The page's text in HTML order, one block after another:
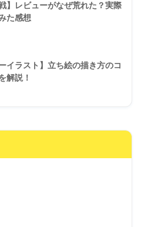
】レビューがなぜ荒れた？実際
た感想
イラスト】立ち絵の描き方のコ
解説！